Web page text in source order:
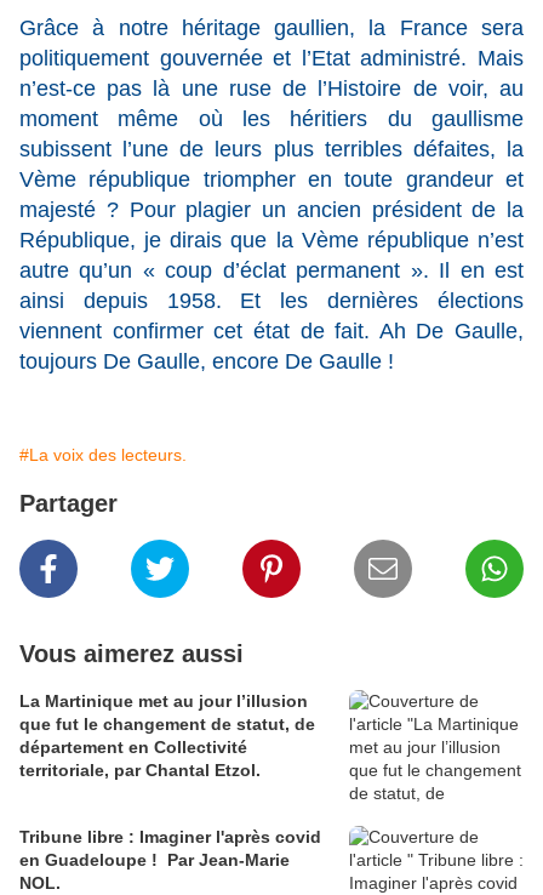
Grâce à notre héritage gaullien, la France sera
politiquement gouvernée et l’Etat administré. Mais
n’est-ce pas là une ruse de l’Histoire de voir, au
moment même où les héritiers du gaullisme
subissent l’une de leurs plus terribles défaites, la
Vème république triompher en toute grandeur et
majesté ? Pour plagier un ancien président de la
République, je dirais que la Vème république n’est
autre qu’un « coup d’éclat permanent ». Il en est
ainsi depuis 1958. Et les dernières élections
viennent confirmer cet état de fait. Ah De Gaulle,
toujours De Gaulle, encore De Gaulle !
#La voix des lecteurs.
Partager
Vous aimerez aussi
La Martinique met au jour l’illusion
que fut le changement de statut, de
département en Collectivité
territoriale, par Chantal Etzol.
Tribune libre : Imaginer l'après covid
en Guadeloupe ! Par Jean-Marie
NOL.